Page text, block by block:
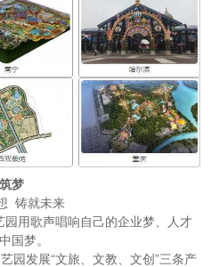
筑梦
铸就未来
用歌声唱响自己的企业梦、人才
国梦。
园发展“文旅、文教、文创”三条产